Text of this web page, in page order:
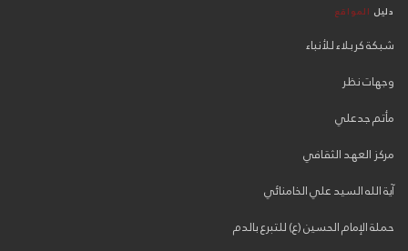
دليل المواقع
شبكة كربلاء للأنباء
وجهات نظر
مأتم جدعلي
مركز العهد الثقافي
آية الله السيد علي الخامنائي
حملة الإمام الحسين (ع) للتبرع بالدم